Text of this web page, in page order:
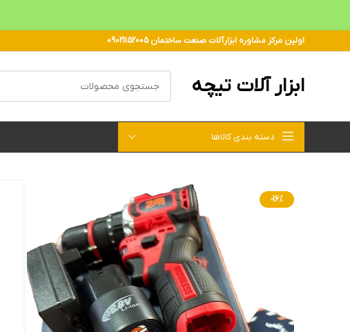
اولین مرکز مشاوره ابزارآلات صنعت ساختمان 09021152005
ابزار آلات تیچه
دسته بندی کالاها
-16%